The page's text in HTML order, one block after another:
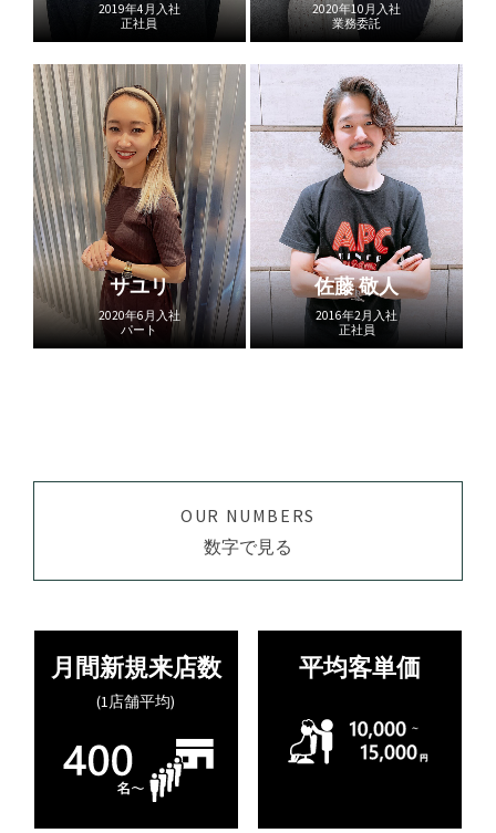
2019年4月入社
正社員
2020年10月入社
業務委託
サユリ
2020年6月入社
パート
佐藤 敬人
2016年2月入社
正社員
OUR NUMBERS
数字で見る
月間新規来店数
(1店舗平均)
平均客単価